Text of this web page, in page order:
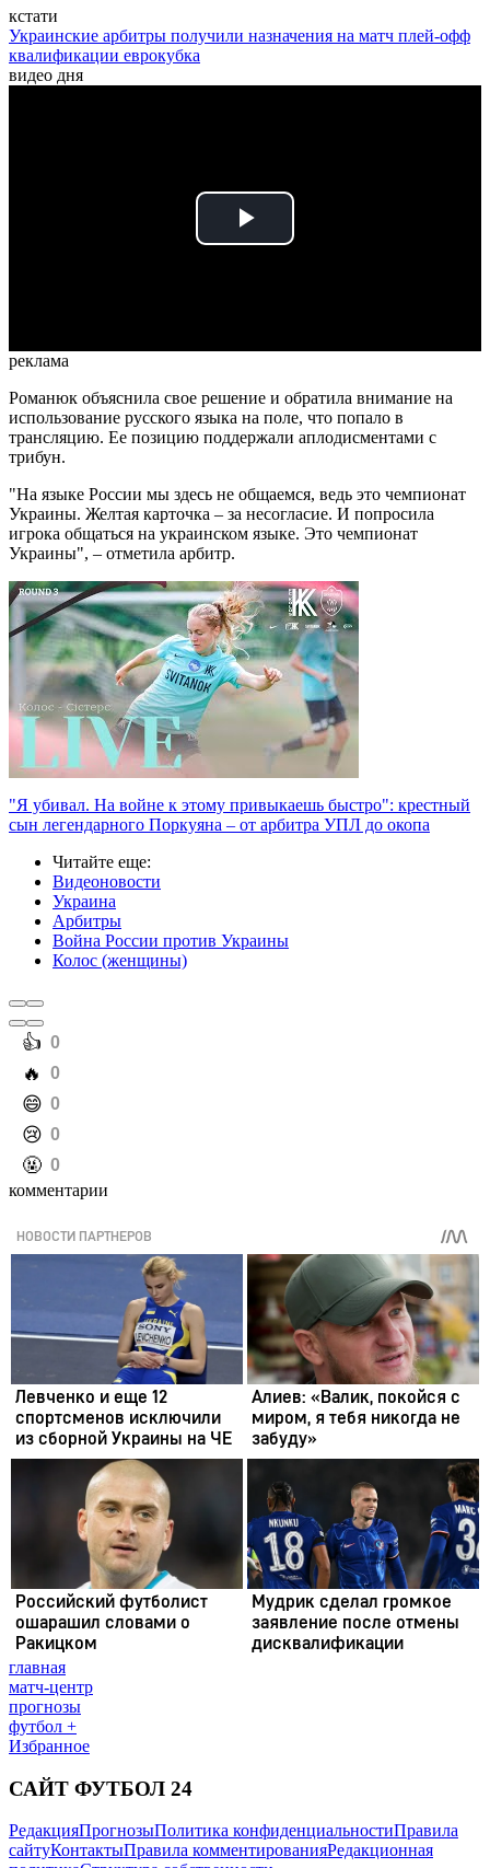
кстати
Украинские арбитры получили назначения на матч плей-офф
квалификации еврокубка
видео дня
Play
реклама
Романюк объяснила свое решение и обратила внимание на
использование русского языка на поле, что попало в
трансляцию. Ее позицию поддержали аплодисментами с
трибун.
"На языке России мы здесь не общаемся, ведь это чемпионат
Украины. Желтая карточка – за несогласие. И попросила
игрока общаться на украинском языке. Это чемпионат
Украины", – отметила арбитр.
"Я убивал. На войне к этому привыкаешь быстро": крестный
сын легендарного Поркуяна – от арбитра УПЛ до окопа
Читайте еще:
Видеоновости
Украина
Арбитры
Война России против Украины
Колос (женщины)
️👍 0
️🔥 0
️😄 0
️😢 0
️🤬 0
комментарии
главная
матч-центр
прогнозы
футбол +
Избранное
САЙТ ФУТБОЛ 24
РедакцияПрогнозыПолитика конфиденциальностиПравила
сайтуКонтактыПравила комментированияРедакционная